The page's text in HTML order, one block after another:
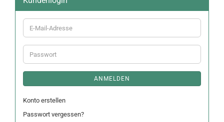
E-
Mail-
Adresse
Passwort
ANMELDEN
Konto erstellen
Passwort vergessen?